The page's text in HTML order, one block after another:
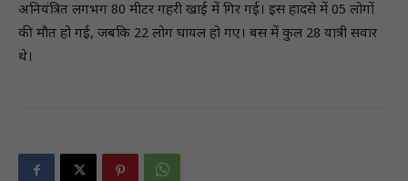
अनियंत्रित लगभग 80 मीटर गहरी खाई में गिर गई। इस हादसे में 05 लोगों
की मौत हो गई, जबकि 22 लोग घायल हो गए। बस में कुल 28 यात्री सवार
थे।